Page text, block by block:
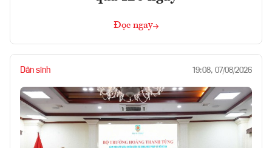
Đọc ngay
Dân sinh 19:08, 07/08/2026